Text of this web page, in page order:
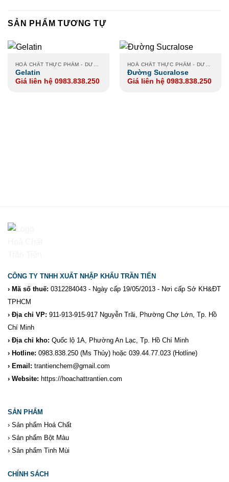
SẢN PHẨM TƯƠNG TỰ
Gelatin
Giá liên hệ 0983.838.250
Đường Sucralose
Giá liên hệ 0983.838.250
CÔNG TY TNHH XUẤT NHẬP KHẨU TRẦN TIẾN
› Mã số thuế: 0312284043 - Ngày cấp 19/05/2013 - Nơi cấp Sở KH&ĐT
TPHCM
› Địa chỉ VP: 911-913-915-917 Nguyễn Trãi, Phường Chợ Lớn, Tp. Hồ
Chí Minh
› Địa chỉ kho: Quốc lộ 1A, Phường An Lạc, Tp. Hồ Chí Minh
› Hotline: 0983.838.250(Ms Thủy) hoặc 039.44.77.023(Hotline)
› Email: trantienchem@gmail.com
› Website: https://hoachattrantien.com
SẢN PHẨM
› Sản phẩm Hoá Chất
› Sản phẩm Bột Màu
› Sản phẩm Tinh Mùi
CHÍNH SÁCH